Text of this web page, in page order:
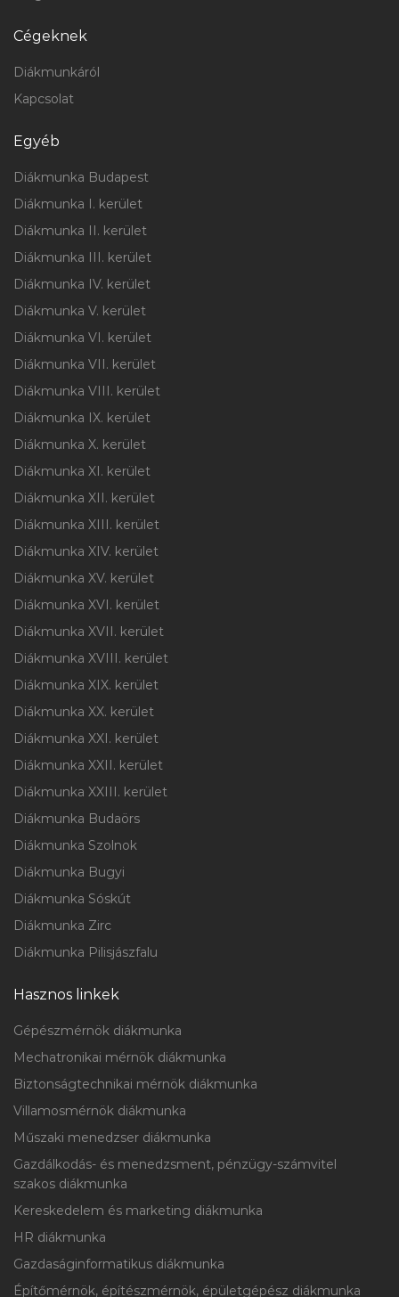
Cégeknek
Diákmunkáról
Kapcsolat
Egyéb
Diákmunka Budapest
Diákmunka I. kerület
Diákmunka II. kerület
Diákmunka III. kerület
Diákmunka IV. kerület
Diákmunka V. kerület
Diákmunka VI. kerület
Diákmunka VII. kerület
Diákmunka VIII. kerület
Diákmunka IX. kerület
Diákmunka X. kerület
Diákmunka XI. kerület
Diákmunka XII. kerület
Diákmunka XIII. kerület
Diákmunka XIV. kerület
Diákmunka XV. kerület
Diákmunka XVI. kerület
Diákmunka XVII. kerület
Diákmunka XVIII. kerület
Diákmunka XIX. kerület
Diákmunka XX. kerület
Diákmunka XXI. kerület
Diákmunka XXII. kerület
Diákmunka XXIII. kerület
Diákmunka Budaörs
Diákmunka Szolnok
Diákmunka Bugyi
Diákmunka Sóskút
Diákmunka Zirc
Diákmunka Pilisjászfalu
Hasznos linkek
Gépészmérnök diákmunka
Mechatronikai mérnök diákmunka
Biztonságtechnikai mérnök diákmunka
Villamosmérnök diákmunka
Műszaki menedzser diákmunka
Gazdálkodás- és menedzsment, pénzügy-számvitel
szakos diákmunka
Kereskedelem és marketing diákmunka
HR diákmunka
Gazdaságinformatikus diákmunka
Építőmérnök, építészmérnök, épületgépész diákmunka